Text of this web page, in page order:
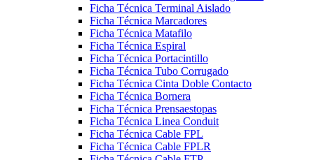
Ficha Técnica Terminal Aislado
Ficha Técnica Marcadores
Ficha Técnica Matafilo
Ficha Técnica Espiral
Ficha Técnica Portacintillo
Ficha Técnica Tubo Corrugado
Ficha Técnica Cinta Doble Contacto
Ficha Técnica Bornera
Ficha Técnica Prensaestopas
Ficha Técnica Linea Conduit
Ficha Técnica Cable FPL
Ficha Técnica Cable FPLR